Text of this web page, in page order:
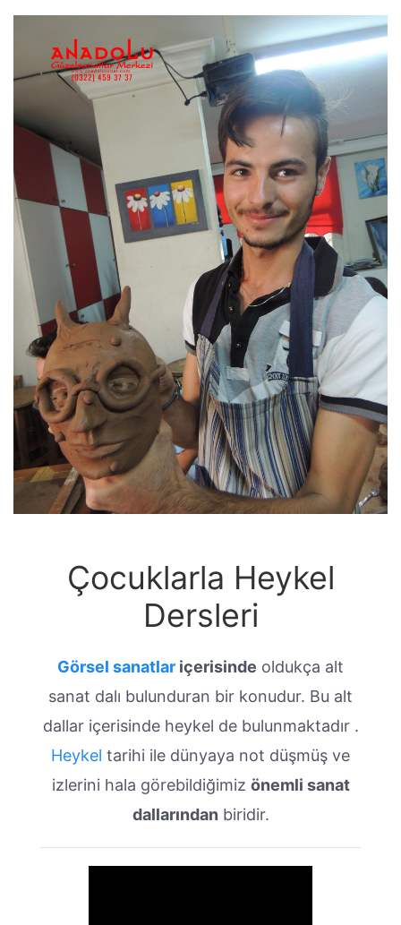
Çocuklarla Heykel
Dersleri
Görsel sanatlar içerisinde oldukça alt
sanat dalı bulunduran bir konudur. Bu alt
dallar içerisinde heykel de bulunmaktadır .
Heykel tarihi ile dünyaya not düşmüş ve
izlerini hala görebildiğimiz önemli sanat
dallarından biridir.